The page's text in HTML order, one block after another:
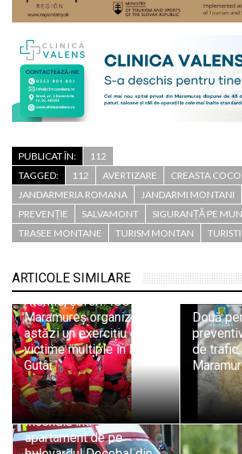
PUBLICAT ÎN:
112
TAGGED:
112 AVERTIZARE
CREASTA
JANDARMERIA ROMANA
JANDARMI MONTANI
PREVENȚIE
SALVAMONT
SIGURANȚĂ PE
TRASEE MONTANE
TURISM MONTAN TURISTI
ARTICOLE SIMILARE
Atenție, șoferi! ISU
Maramureș organizează
astăzi un exercițiu cu
victime multiple în Pasul
Gutâi
Două
de trafic
Incendiu într-un
apartament de pe